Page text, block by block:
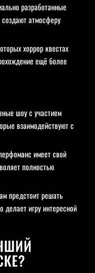
разработанные
атмосферу
хоррор квестах
ещё более
шоу с участием
взаимодействуют с
имеет свой
полностью
предстоит решать
делает игру интересной